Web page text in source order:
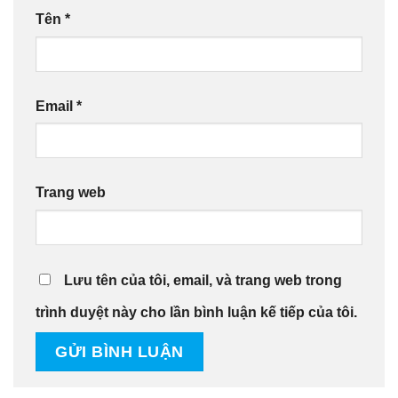
Tên *
Email *
Trang web
Lưu tên của tôi, email, và trang web trong
trình duyệt này cho lần bình luận kế tiếp của tôi.